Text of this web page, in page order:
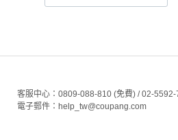
客服中心：0809-088-810 (免費) / 02-
電子郵件：help_tw@coupang.com